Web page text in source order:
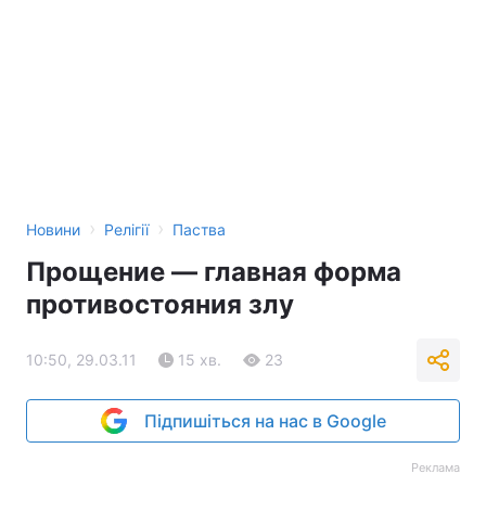
Новини › Релігії › Паства
Прощение — главная форма
противостояния злу
10:50, 29.03.11 15 хв. 23
Підпишіться на нас в Google
Реклама